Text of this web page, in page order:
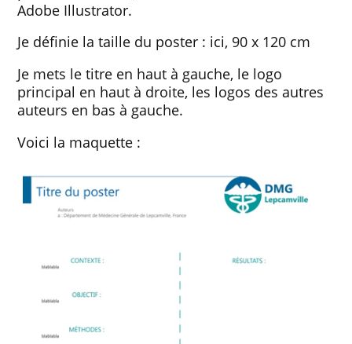
Adobe Illustrator.
Je définie la taille du poster : ici, 90 x 120 cm
Je mets le titre en haut à gauche, le logo
principal en haut à droite, les logos des autres
auteurs en bas à gauche.
Voici la maquette :